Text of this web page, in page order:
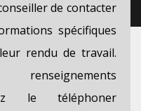
de contacter
spécifiques
rendu de travail.
le téléphoner